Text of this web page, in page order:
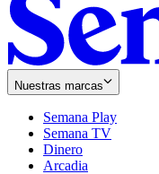
Nuestras marcas
Semana Play
Semana TV
Dinero
Arcadia